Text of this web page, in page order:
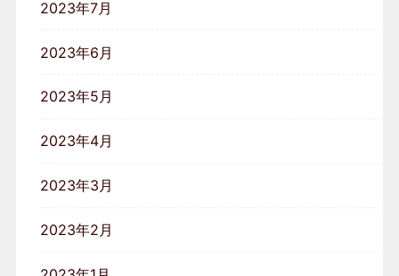
2023年7月
2023年6月
2023年5月
2023年4月
2023年3月
2023年2月